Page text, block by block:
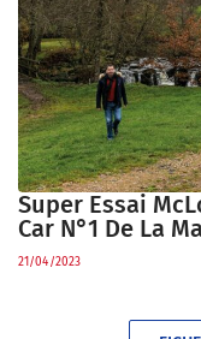
Super Essai
Car N°1 De La
21/04/2023